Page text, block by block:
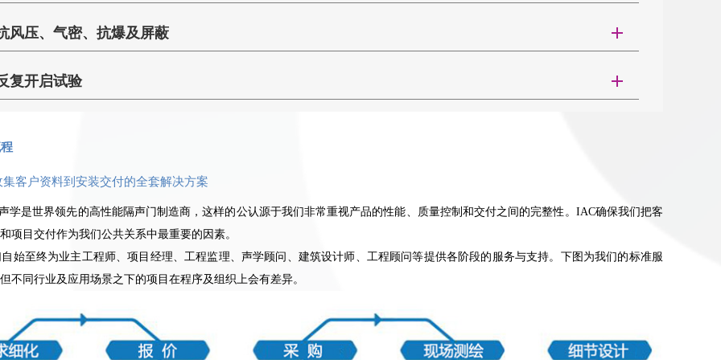
双层活动门，两层之间加吸音处理，或者采用多层复合结构。
●BS476-22：1987
●EN 1634-1
●GB12955-2008
更多信息请参阅我们的产品规格页，关于进一步的防火等级和CE标志产品的详细了解，您
过官网电话或邮件咨询IAC。
质验证与性能改善。IAC隔声门在隔声试验中会在门上选取29个不同位置的测点，并对
个一个测点数据进行比对，检查产品的密封及隔声性能，制定品质持续改进计划并实
。
风压、气密、抗爆及屏蔽
抗爆性：可达到3psi
复开启试验
集客户资料到安装交付的全套解决方案
学是世界领先的高性能隔声门制造商，这样的公认源于我们非常重视产品的性能、质量控制和交付之间的完整性。IAC确保我们把客
项目交付作为我们公共关系中最重要的因素。
始至终为业主工程师、项目经理、工程监理、声学顾问、建筑设计师、工程顾问等提供各阶段的服务与支持。下图为我们的标准服
不同行业及应用场景之下的项目在程序及组织上会有差异。